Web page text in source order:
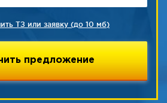
ТЗ или заявку (до 10 мб)